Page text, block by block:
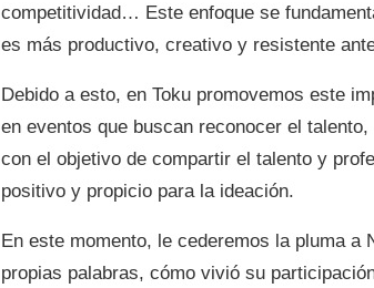
competitividad… Este enfoque se
es más productivo, creativo y resistente
Debido a esto, en Toku promovemos este
en eventos que buscan reconocer el
con el objetivo de compartir el talento y
positivo y propicio para la ideación.
En este momento, le cederemos la pluma
propias palabras, cómo vivió su